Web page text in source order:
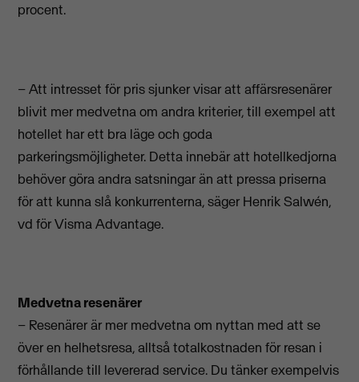
procent.
– Att intresset för pris sjunker visar att affärsresenärer
blivit mer medvetna om andra kriterier, till exempel att
hotellet har ett bra läge och goda
parkeringsmöjligheter. Detta innebär att hotellkedjorna
behöver göra andra satsningar än att pressa priserna
för att kunna slå konkurrenterna, säger Henrik Salwén,
vd för Visma Advantage.
Medvetna resenärer
– Resenärer är mer medvetna om nyttan med att se
över en helhetsresa, alltså totalkostnaden för resan i
förhållande till levererad service. Du tänker exempelvis